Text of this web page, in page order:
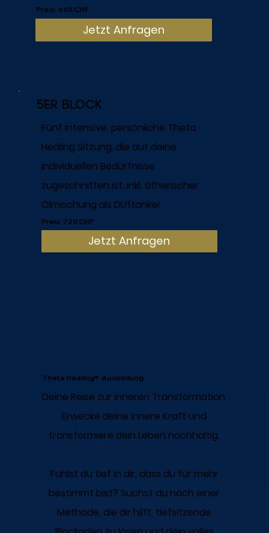
Preis: 460 CHF
Jetzt Anfragen
5er Block
Fünf intensive, persönliche Theta
Healing Sitzung, die auf deine
individuellen Bedürfnisse
zugeschnitten ist, inkl. ätherischer
Ölmischung als DUftanker
Preis: 720 CHF
Jetzt Anfragen
Theta Healing® Ausbildung
Deine Reise zur inneren Transformation.
Erwecke deine innere Kraft und
transformiere dein Leben nachhaltig.
Fühlst du tief in dir, dass du für mehr
bestimmt bist? Suchst du nach einer
Methode, die dir hilft, tiefsitzende